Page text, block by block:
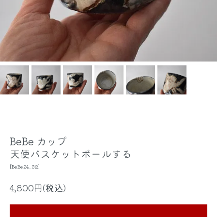
BeBe カップ
天使バスケットボールする
[BeBe24_32]
4,800円(税込)